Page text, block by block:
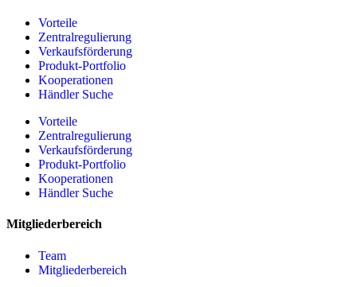
Vorteile
Zentralregulierung
Verkaufsförderung
Produkt-Portfolio
Kooperationen
Händler Suche
Vorteile
Zentralregulierung
Verkaufsförderung
Produkt-Portfolio
Kooperationen
Händler Suche
Mitgliederbereich
Team
Mitgliederbereich